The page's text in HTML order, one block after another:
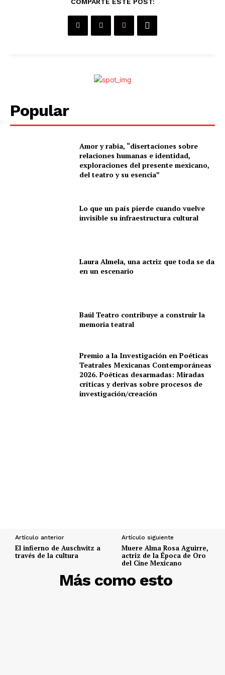
Popular
Amor y rabia, “disertaciones sobre
relaciones humanas e identidad,
exploraciones del presente mexicano,
del teatro y su esencia”
Lo que un país pierde cuando vuelve
invisible su infraestructura cultural
Laura Almela, una actriz que toda se da
en un escenario
Baúl Teatro contribuye a construir la
memoria teatral
Premio a la Investigación en Poéticas
Teatrales Mexicanas Contemporáneas
2026. Poéticas desarmadas: Miradas
críticas y derivas sobre procesos de
investigación/creación
Artículo anterior
El infierno de Auschwitz a
través de la cultura
Artículo siguiente
Muere Alma Rosa Aguirre,
actriz de la Época de Oro
del Cine Mexicano
Más como esto
DESCUBRE